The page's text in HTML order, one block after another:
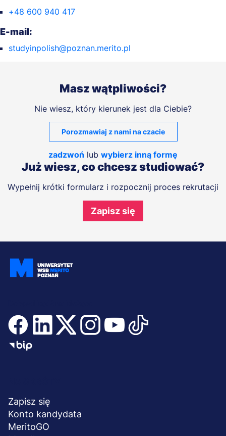
+48 600 940 417
E-mail:
studyinpolish@poznan.merito.pl
Masz wątpliwości?
Nie wiesz, który kierunek jest dla Ciebie?
Porozmawiaj z nami na czacie
zadzwoń lub wybierz inną formę
Już wiesz, co chcesz studiować?
Wypełnij krótki formularz i rozpocznij proces rekrutacji
Zapisz się
stopka
Zapisz się
Konto kandydata
MeritoGO